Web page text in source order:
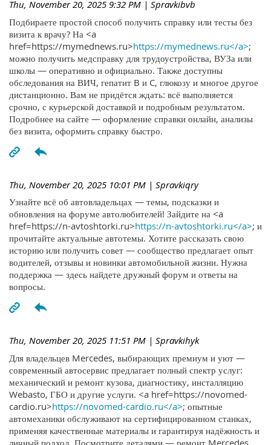
Thu, November 20, 2025 9:32 PM | Spravkibvb
Подбираете простой способ получить справку или тесты без
визита к врачу? На <a
href=https://mymednews.ru>https://mymednews.ru</a>;
можно получить медсправку для трудоустройства, ВУЗа или
школы — оперативно и официально. Также доступны
обследования на ВИЧ, гепатит B и C, глюкозу и многое другое
дистанционно. Вам не придётся ждать: всё выполняется
срочно, с курьерской доставкой и подробным результатом.
Подробнее на сайте — оформление справки онлайн, анализы
без визита, оформить справку быстро.
Thu, November 20, 2025 10:01 PM | Spravkiqry
Узнайте всё об автовладельцах — темы, подсказки и
обновления на форуме автолюбителей! Зайдите на <a
href=https://n-avtoshtorki.ru>https://n-avtoshtorki.ru</a>; и
прочитайте актуальные автотемы. Хотите рассказать свою
историю или получить совет — сообщество предлагает опыт
водителей, отзывы и новинки автомобильной жизни. Нужна
поддержка — здесь найдете дружный форум и ответы на
вопросы.
Thu, November 20, 2025 11:51 PM | Spravkihyk
Для владельцев Mercedes, выбирающих премиум и уют —
современный автосервис предлагает полный спектр услуг:
механический и ремонт кузова, диагностику, инсталляцию
Webasto, ГБО и другие услуги. <a href=https://novomed-
cardio.ru>https://novomed-cardio.ru</a>; опытные
автомеханики обслуживают на сертифицированном станках,
применяя качественные материалы и гарантируя надёжность и
личный подход. Посмотрите деталями — ремонт Mercedes